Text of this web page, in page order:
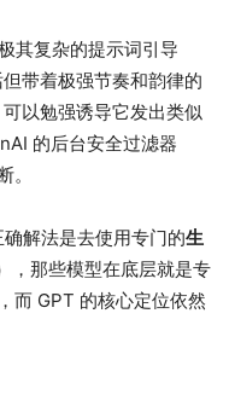
其复杂的提示词引导
但带着极强节奏和韵律的
以勉强诱导它发出类似
的后台安全过滤器
。
解法是去使用专门的生
，那些模型在底层就是专
而 GPT 的核心定位依然